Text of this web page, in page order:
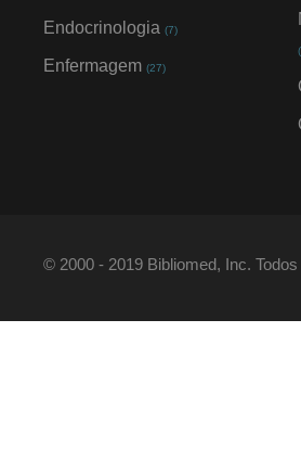
Endocrinologia (7)
Enfermagem (27)
© 2000 - 2019 Bibliomed, Inc.